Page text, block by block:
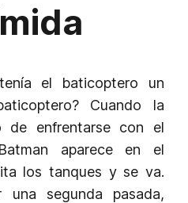
el baticoptero un
Cuando la
de enfrentarse con el
aparece en el
los tanques y se va.
segunda pasada,